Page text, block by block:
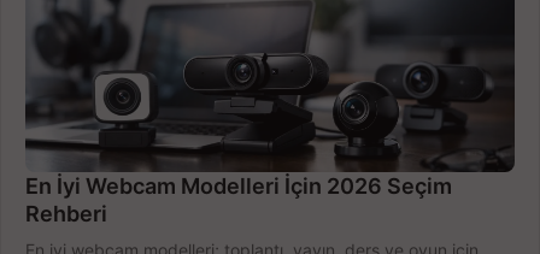
En İyi Webcam Modelleri İçin 2026 Seçim
Rehberi